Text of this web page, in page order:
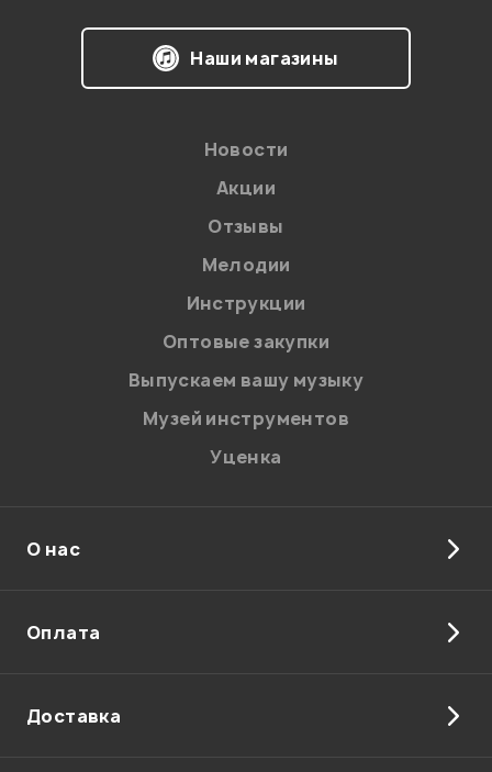
Наши магазины
Новости
Акции
Отзывы
Мелодии
Инструкции
Оптовые закупки
Выпускаем вашу музыку
Музей инструментов
Уценка
О нас
Оплата
Доставка